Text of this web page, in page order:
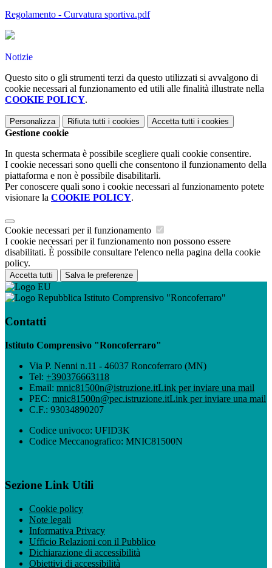
Regolamento - Curvatura sportiva.pdf
Notizie
Questo sito o gli strumenti terzi da questo utilizzati si avvalgono di
cookie necessari al funzionamento ed utili alle finalità illustrate nella
COOKIE POLICY.
Personalizza Rifiuta tutti i cookies Accetta tutti i cookies
Gestione cookie
In questa schermata è possibile scegliere quali cookie consentire.
I cookie necessari sono quelli che consentono il funzionamento della
piattaforma e non è possibile disabilitarli.
Per conoscere quali sono i cookie necessari al funzionamento potete
visionare la COOKIE POLICY.
Cookie necessari per il funzionamento
I cookie necessari per il funzionamento non possono essere
disabilitati. È possibile consultare l'elenco nella pagina della cookie
policy.
Accetta tutti Salva le preferenze
Istituto Comprensivo "Roncoferraro"
Contatti
Istituto Comprensivo "Roncoferraro"
Via P. Nenni n.11 - 46037 Roncoferraro (MN)
Tel: +390376663118
Email: mnic81500n@istruzione.itLink per inviare una mail
PEC: mnic81500n@pec.istruzione.itLink per inviare una mail
C.F.: 93034890207
Codice univoco: UFID3K
Codice Meccanografico: MNIC81500N
Sezione Link Utili
Cookie policy
Note legali
Informativa Privacy
Ufficio Relazioni con il Pubblico
Dichiarazione di accessibilità
Obiettivi di accessibilità